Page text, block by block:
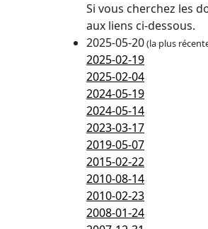
Si vous cherchez les
aux liens ci-dessous.
2025-05-20(la plus
2025-02-19
2025-02-04
2024-05-19
2024-05-14
2023-03-17
2019-05-07
2015-02-22
2010-08-14
2010-02-23
2008-01-24